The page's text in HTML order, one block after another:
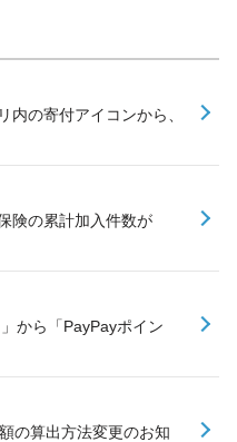
内の寄付アイコンから、
険の累計加入件数が
から「PayPayポイン
の算出方法変更のお知